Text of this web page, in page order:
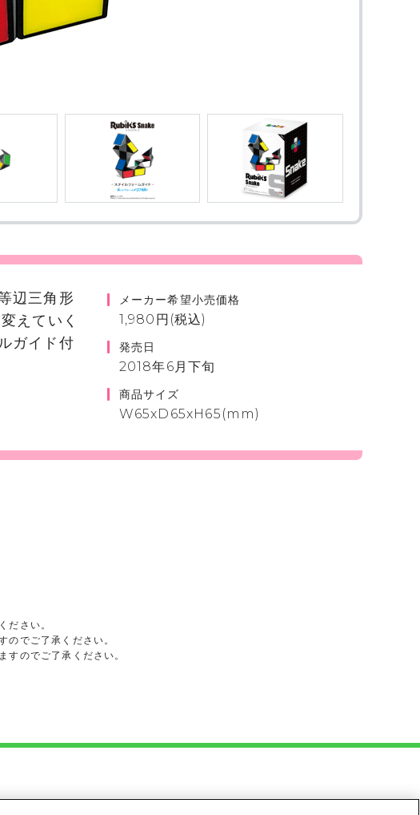
辺三角形
えていく
ガイド付
メーカー希望小売価格
1,980円(税込)
発売日
2018年6月下旬
商品サイズ
W65xD65xH65(mm)
ださい。
でご了承ください。
のでご了承ください。